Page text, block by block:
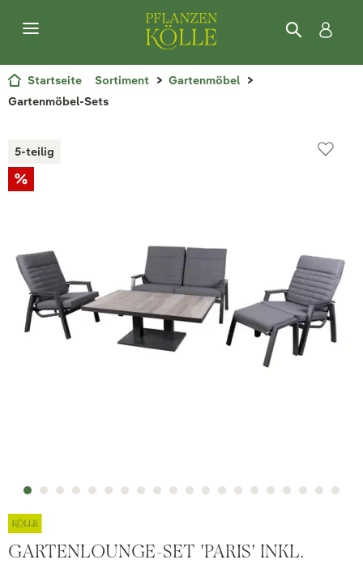
Startseite Sortiment
Gartenmöbel
Gartenmöbel-Sets
5-teilig
GARTENLOUNGE-SET 'PARIS' INKL.